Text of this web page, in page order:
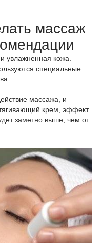
массаж
увлажненная кожа.
специальные
массажа, и
крем, эффект
заметно выше, чем от